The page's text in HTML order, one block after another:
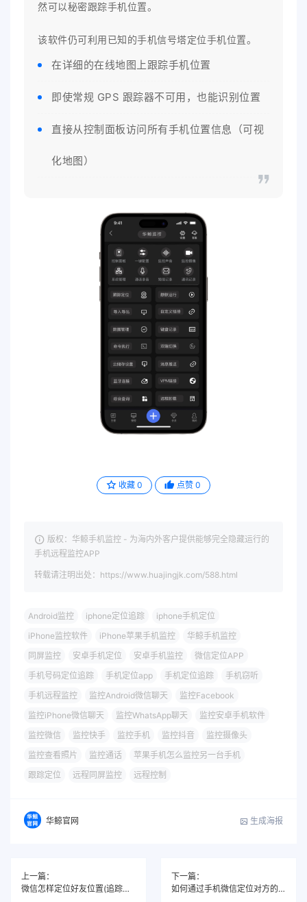
然可以秘密跟踪手机位置。
该软件仍可利用已知的手机信号塔定位手机位置。
在详细的在线地图上跟踪手机位置
即使常规 GPS 跟踪器不可用，也能识别位置
直接从控制面板访问所有手机位置信息（可视
化地图）
收藏 0 点赞 0
版权：华鲸手机监控 - 为海内外客户提供能够完全隐藏运行的
手机远程监控APP
转载请注明出处：https://www.huajingjk.com/588.html
Android监控 iphone定位追踪
iphone手机定位
iPhone监控软件
iPhone苹果手机监控
华鲸手机监控
同屏监控
安卓手机定位 安卓手机监控
微信定位APP
手机号码定位追踪
手机定位app 手机定位追踪
手机窃听
手机远程监控
监控Android微信聊天
监控Facebook
监控iPhone微信聊天
监控WhatsApp聊天
监控安卓手机软件
监控微信
监控快手 监控手机 监控抖音
监控摄像头
监控查看照片
监控通话
苹果手机怎么监控另一台手机
跟踪定位
远程同屏监控 远程控制
华鲸官网 生成海报
上一篇：
微信怎样定位好友位置(追踪定位好友微信位置)
下一篇：
如何通过手机微信定位对方的位置(最有效定位方法)